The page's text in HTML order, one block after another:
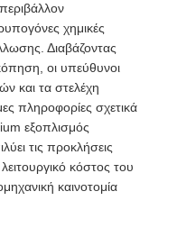
χημικές
Διαβάζοντας
οι υπεύθυνοι
και τα στελέχη
πληροφορίες σχετικά
εξοπλισμός
τις προκλήσεις
κόστος του
καινοτομία